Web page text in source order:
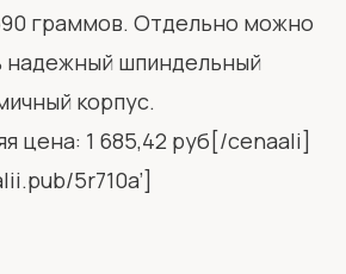
граммов. Отдельно можно
надежный шпиндельный
корпус.
цена: 1 685,42 руб[/cenaali]
5r710a’]